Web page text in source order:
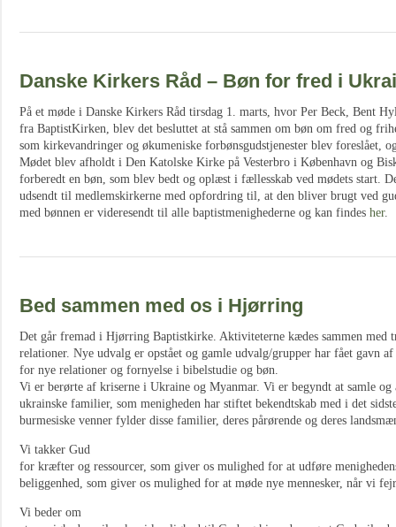
Danske Kirkers Råd – Bøn for fred i
På et møde i Danske Kirkers Råd tirsdag 1. marts, hvor Per Beck, Bent
fra BaptistKirken, blev det besluttet at stå sammen om bøn om fred og
som kirkevandringer og økumeniske forbønsgudstjenester blev foreslået,
Mødet blev afholdt i Den Katolske Kirke på Vesterbro i København og
forberedt en bøn, som blev bedt og oplæst i fællesskab ved mødets start.
udsendt til medlemskirkerne med opfordring til, at den bliver brugt ved
med bønnen er videresendt til alle baptistmenighederne og kan findes her.
Bed sammen med os i Hjørring
Det går fremad i Hjørring Baptistkirke. Aktiviteterne kædes sammen med
relationer. Nye udvalg er opstået og gamle udvalg/grupper har fået gavn
for nye relationer og fornyelse i bibelstudie og bøn.
Vi er berørte af kriserne i Ukraine og Myanmar. Vi er begyndt at samle
ukrainske familier, som menigheden har stiftet bekendtskab med i det
burmesiske venner fylder disse familier, deres pårørende og deres
Vi takker Gud
for kræfter og ressourcer, som giver os mulighed for at udføre
beliggenhed, som giver os mulighed for at møde nye mennesker, når vi
Vi beder om